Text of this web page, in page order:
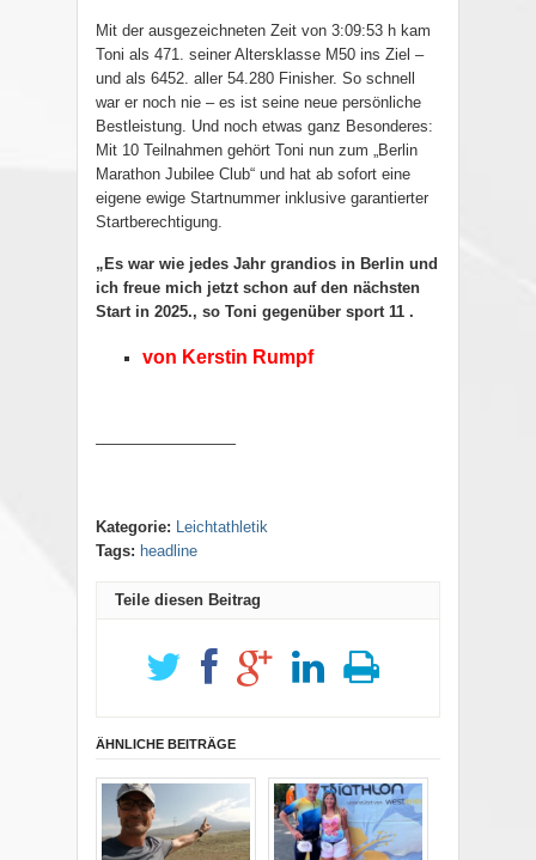
Mit der ausgezeichneten Zeit von 3:09:53 h kam
Toni als 471. seiner Altersklasse M50 ins Ziel –
und als 6452. aller 54.280 Finisher. So schnell
war er noch nie – es ist seine neue persönliche
Bestleistung. Und noch etwas ganz Besonderes:
Mit 10 Teilnahmen gehört Toni nun zum „Berlin
Marathon Jubilee Club“ und hat ab sofort eine
eigene ewige Startnummer inklusive garantierter
Startberechtigung.
„Es war wie jedes Jahr grandios in Berlin und
ich freue mich jetzt schon auf den nächsten
Start in 2025., so Toni gegenüber sport 11 .
von Kerstin Rumpf
—————————
Kategorie: Leichtathletik
Tags: headline
Teile diesen Beitrag
ÄHNLICHE BEITRÄGE